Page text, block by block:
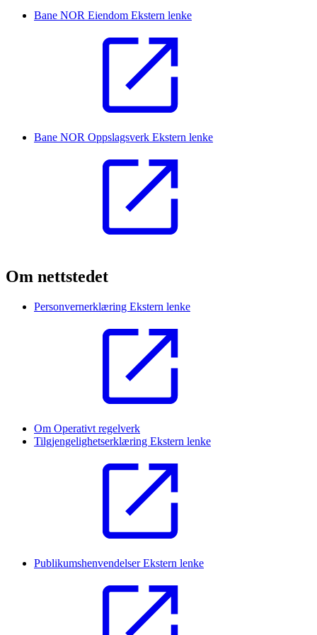
Bane NOR Eiendom Ekstern lenke
Bane NOR Oppslagsverk Ekstern lenke
Om nettstedet
Personvernerklæring Ekstern lenke
Om Operativt regelverk
Tilgjengelighetserklæring Ekstern lenke
PublikumshenvendelserEkstern lenke